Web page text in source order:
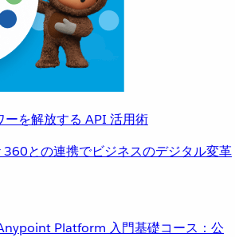
を解放する API 活用術
との連携でビジネスのデジタル変革
Platform 入門基礎コース：公